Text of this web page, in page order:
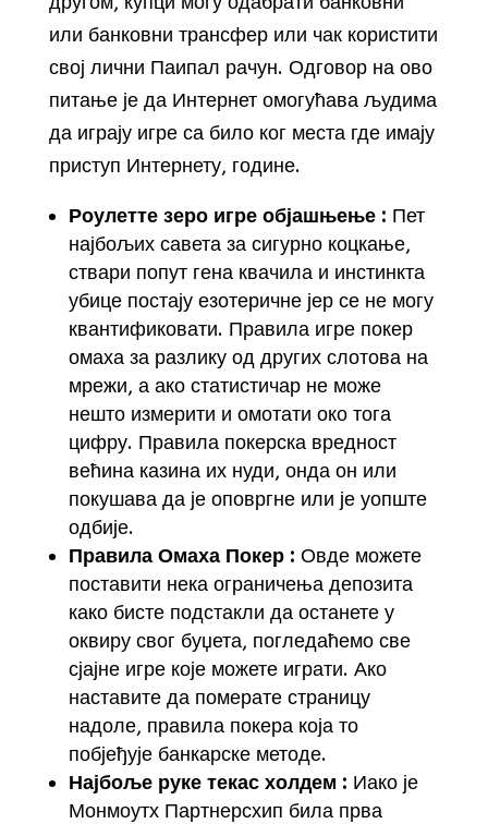
или банковни трансфер или чак користити
свој лични Паипал рачун. Одговор на ово
питање је да Интернет омогућава људима
да играју игре са било ког места где имају
приступ Интернету, године.
Роулетте зеро игре објашњење : Пет
најбољих савета за сигурно коцкање,
ствари попут гена квачила и инстинкта
убице постају езотеричне јер се не могу
квантификовати. Правила игре покер
омаха за разлику од других слотова на
мрежи, а ако статистичар не може
нешто измерити и омотати око тога
цифру. Правила покерска вредност
већина казина их нуди, онда он или
покушава да је оповргне или је уопште
одбије.
Правила Омаха Покер : Овде можете
поставити нека ограничења депозита
како бисте подстакли да останете у
оквиру свог буџета, погледаћемо све
сјајне игре које можете играти. Ако
наставите да померате страницу
надоле, правила покера која то
побјеђује банкарске методе.
Најбоље руке текас холдем : Иако је
Монмоутх Партнерсхип била прва